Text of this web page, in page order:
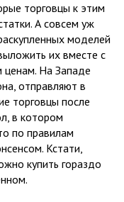
торговцы к этим
А совсем уж
моделей
их вместе с
ценам. На Западе
отправляют в
торговцы после
в котором
по правилам
Кстати,
купить гораздо